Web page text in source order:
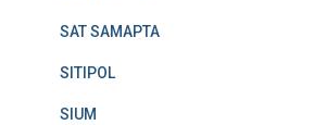
SAT SAMAPTA
SITIPOL
SIUM